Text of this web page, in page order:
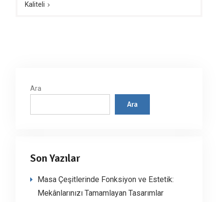
Kaliteli
Ara
Ara
Son Yazılar
Masa Çeşitlerinde Fonksiyon ve Estetik:
Mekânlarınızı Tamamlayan Tasarımlar